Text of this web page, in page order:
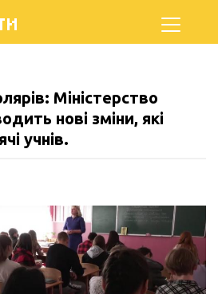
Міністерство
нові зміни, які
учнів.